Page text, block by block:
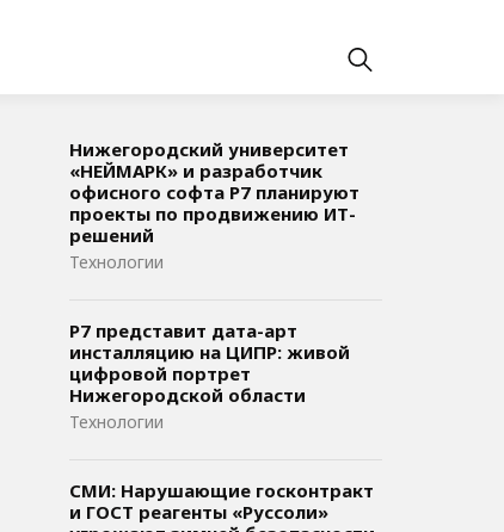
Нижегородский университет
«НЕЙМАРК» и разработчик
офисного софта P7 планируют
проекты по продвижению ИТ-
решений
Технологии
Р7 представит дата-арт
инсталляцию на ЦИПР: живой
цифровой портрет
Нижегородской области
Технологии
СМИ: Нарушающие госконтракт
и ГОСТ реагенты «Руссоли»